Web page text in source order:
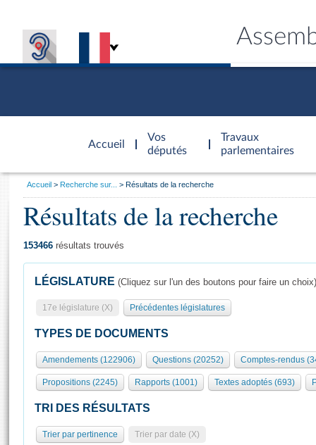
Accueil
d'accueil
Vos
députés
Travaux
parlementaires
Présidence
577 députés
Groupes politiques
Séance publique
Commissions et autres organes
Europe et International
Pétitions
Général
Rôle et pouvoirs de l'Assemblée
Organisation de l'Assemblée
Présidence Conférence des Présidents Bureau Collège des
Statistiques et chiffres clés
Visiter l'Assemblée
Visite virtuelle du palais Bourbon
Assister à une séance
Vous
Accueil Recherche sur... Résultats de la recherche
Résultats de la recherche
153466 résultats trouvés
LÉGISLATURE (Cliquez sur l'un des boutons pour faire un choix)
17e législature (X) Précédentes législatures
TYPES DE DOCUMENTS
Amendements (122906) Questions (20252) Comptes-rendus
Propositions (2245) Rapports (1001) Textes adoptés (693)
TRI DES RÉSULTATS
Trier par pertinence Trier par date (X)